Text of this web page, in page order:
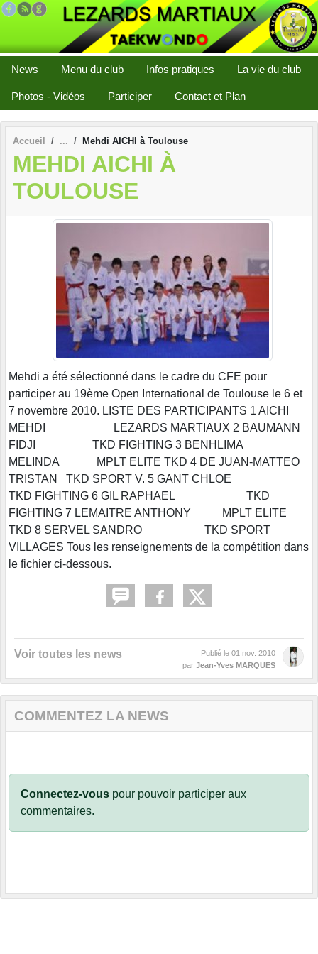
News Menu du club Infos pratiques La vie du club
Photos - Vidéos Participer Contact et Plan
Accueil Mehdi AICHI à Toulouse
MEHDI AICHI À
TOULOUSE
Mehdi a été sélectionné dans le cadre du CFE pour
participer au 19ème Open International de Toulouse le 6 et
7 novembre 2010. LISTE DES PARTICIPANTS 1 AICHI
MEHDI LEZARDS MARTIAUX 2 BAUMANN
FIDJI TKD FIGHTING 3 BENHLIMA
MELINDA MPLT ELITE TKD 4 DE JUAN-MATTEO
TRISTAN TKD SPORT V. 5 GANT CHLOE
TKD FIGHTING 6 GIL RAPHAEL TKD
FIGHTING 7 LEMAITRE ANTHONY MPLT ELITE
TKD 8 SERVEL SANDRO TKD SPORT
VILLAGES Tous les renseignements de la compétition dans
le fichier ci-dessous.
Voir toutes les news Publié le 01 nov. 2010
par Jean-Yves MARQUES
COMMENTEZ LA NEWS
Connectez-vous pour pouvoir participer aux
commentaires.
Panneau de gestion des cookies